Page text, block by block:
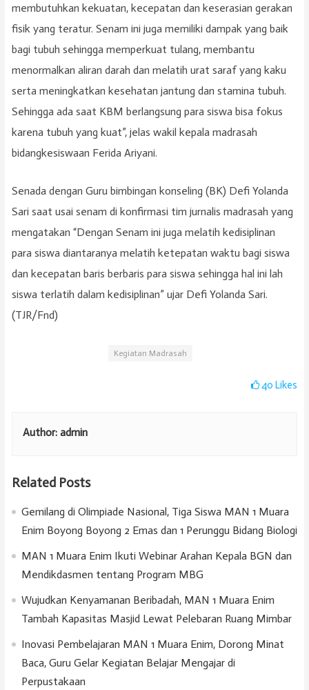
membutuhkan kekuatan, kecepatan dan keserasian gerakan
fisik yang teratur. Senam ini juga memiliki dampak yang baik
bagi tubuh sehingga memperkuat tulang, membantu
menormalkan aliran darah dan melatih urat saraf yang kaku
serta meningkatkan kesehatan jantung dan stamina tubuh.
Sehingga ada saat KBM berlangsung para siswa bisa fokus
karena tubuh yang kuat”, jelas wakil kepala madrasah
bidangkesiswaan Ferida Ariyani.
Senada dengan Guru bimbingan konseling (BK) Defi Yolanda
Sari saat usai senam di konfirmasi tim jurnalis madrasah yang
mengatakan “Dengan Senam ini juga melatih kedisiplinan
para siswa diantaranya melatih ketepatan waktu bagi siswa
dan kecepatan baris berbaris para siswa sehingga hal ini lah
siswa terlatih dalam kedisiplinan” ujar Defi Yolanda Sari.
(TJR/Fnd)
Kegiatan Madrasah
40Likes
Author: admin
Related Posts
Gemilang di Olimpiade Nasional, Tiga Siswa MAN 1 Muara
Enim Boyong Boyong 2 Emas dan 1 Perunggu Bidang Biologi
MAN 1 Muara Enim Ikuti Webinar Arahan Kepala BGN dan
Mendikdasmen tentang Program MBG
Wujudkan Kenyamanan Beribadah, MAN 1 Muara Enim
Tambah Kapasitas Masjid Lewat Pelebaran Ruang Mimbar
Inovasi Pembelajaran MAN 1 Muara Enim, Dorong Minat
Baca, Guru Gelar Kegiatan Belajar Mengajar di
Perpustakaan